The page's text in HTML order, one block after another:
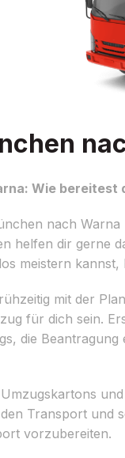
Wie bereitest
nach
helfen dir gerne
meistern
mit der
für dich sein.
die
Transport und
vorzubereiten.